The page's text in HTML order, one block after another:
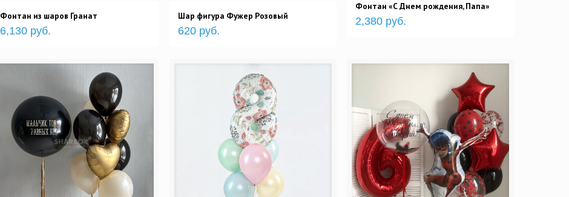
Фонтан из шаров Гранат
6,130 руб.
Шар фигура Фужер Розовый
620 руб.
Фонтан «С Днем рождения, Папа»
2,380 руб.